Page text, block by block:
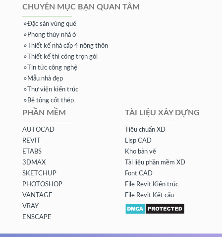
CHUYÊN MỤC BẠN QUAN TÂM
Đặc sản vùng quê
Phong thủy nhà ở
Thiết kế nhà cấp 4 nông thôn
Thiết kế thi công trọn gói
Tin tức công nghệ
Mẫu nhà đẹp
Thư viện kiến trúc
Bê tông cốt thép
PHẦN MỀM
AUTOCAD
REVIT
ETABS
3DMAX
SKETCHUP
PHOTOSHOP
VANTAGE
VRAY
ENSCAPE
TÀI LIỆU XÂY DỰNG
Tiêu chuẩn XD
Lisp CAD
Kho bản vẽ
Tài liệu phần mềm XD
Font CAD
File Revit Kiến trúc
File Revit Kết cấu